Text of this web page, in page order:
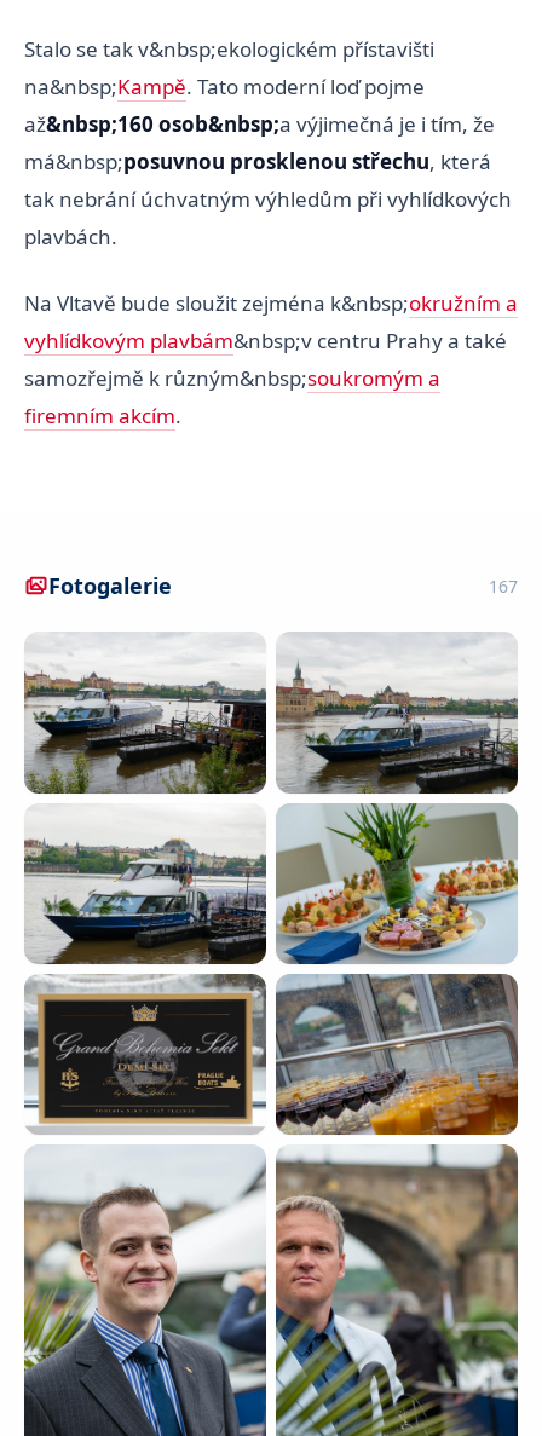
Stalo se tak v&nbsp;ekologickém přístavišti
na&nbsp;Kampě. Tato moderní loď pojme
až&nbsp;160 osob&nbsp;a výjimečná je i tím, že
má&nbsp;posuvnou prosklenou střechu, která
tak nebrání úchvatným výhledům při vyhlídkových
plavbách.
Na Vltavě bude sloužit zejména k&nbsp;okružním a
vyhlídkovým plavbám&nbsp;v centru Prahy a také
samozřejmě k různým&nbsp;soukromým a
firemním akcím.
Fotogalerie 167